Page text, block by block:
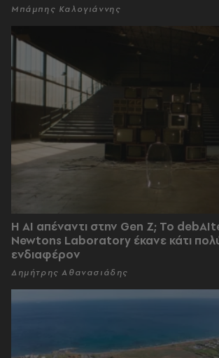
Μπάμπης Καλογιάννης
Η AI απέναντι στην Gen Z; Το
Newtons Laboratory έκανε κάτι
ενδιαφέρον
Δημήτρης Αθανασιάδης